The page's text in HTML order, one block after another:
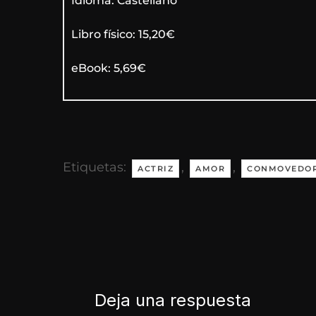
Libro físico: 15,20€
eBook: 5,69€
Etiquetas: ACTRIZ , AMOR ,
Deja una respuesta